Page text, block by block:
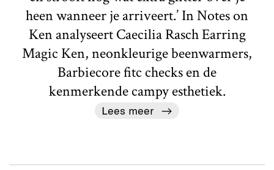
heen wanneer je arriveert.’ In Notes on
Ken analyseert Caecilia Rasch Earring
Magic Ken, neonkleurige beenwarmers,
Barbiecore fitc checks en de
kenmerkende campy esthetiek.
Lees meer